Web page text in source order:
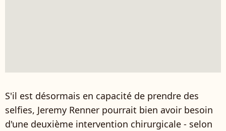
S'il est désormais en capacité de prendre des
selfies, Jeremy Renner pourrait bien avoir besoin
d'une deuxième intervention chirurgicale - selon